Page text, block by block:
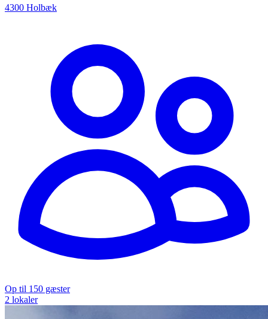
4300 Holbæk
Op til 150 gæster
2 lokaler